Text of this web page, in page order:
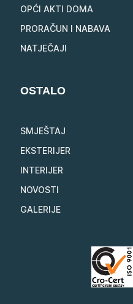
OPĆI AKTI DOMA
PRORAČUN I NABAVA
NATJEČAJI
OSTALO
SMJEŠTAJ
EKSTERIJER
INTERIJER
NOVOSTI
GALERIJE